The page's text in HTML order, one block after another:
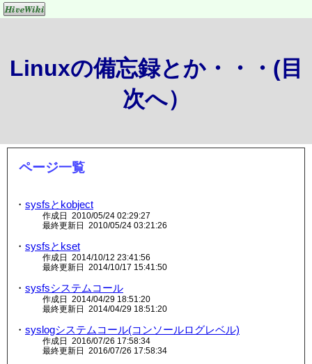
Linuxの備忘録とか・・・(目
次へ）
ページ一覧
・ sysfsとkobject
作成日 2010/05/24 02:29:27
最終更新日 2010/05/24 03:21:26
・ sysfsとkset
作成日 2014/10/12 23:41:56
最終更新日 2014/10/17 15:41:50
・ sysfsシステムコール
作成日 2014/04/29 18:51:20
最終更新日 2014/04/29 18:51:20
・ syslogシステムコール(コンソールログレベル)
作成日 2016/07/26 17:58:34
最終更新日 2016/07/26 17:58:34